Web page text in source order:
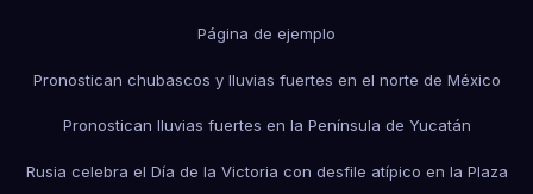
Página de ejemplo
Pronostican chubascos y lluvias fuertes en el norte de México
Pronostican lluvias fuertes en la Península de Yucatán
Rusia celebra el Día de la Victoria con desfile atípico en la Plaza